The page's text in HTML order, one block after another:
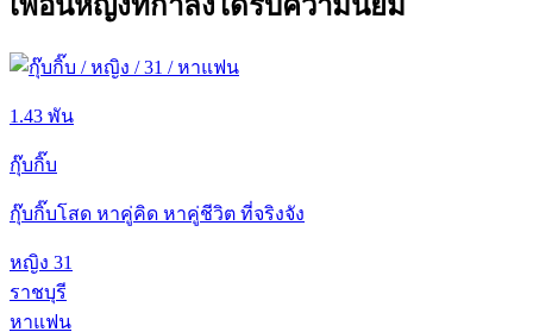
1.43 พัน
กุ๊บกิ๊บ
กุ๊บกิ๊บโสด หาคู่คิด หาคู่ชีวิต ที่จริงจัง
หญิง 31
ราชบุรี
หาแฟน